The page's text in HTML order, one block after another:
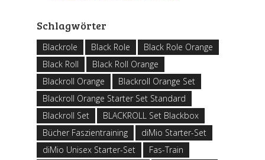
Schlagwörter
Blackrole Black Role
Black Role Orange
Black Roll
Black Roll Orange
Blackroll Orange
Blackroll Orange Set
Blackroll Orange Starter Set Standard
Blackroll Set
BLACKROLL Set Blackbox
Bücher Faszientraining
diMio Starter-Set
diMio Unisex Starter-Set
Fas-Train